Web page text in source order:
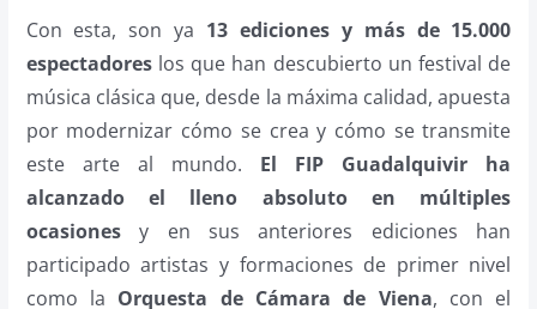
Con esta, son ya 13 ediciones y más de 15.000
espectadoreslos que han descubierto un festival de
música clásica que, desde la máxima calidad, apuesta
por modernizar cómo se crea y cómo se transmite
este arte al mundo. El FIP Guadalquivir ha
alcanzado el lleno absoluto en múltiples
ocasionesy en sus anteriores ediciones han
participado artistas y formaciones de primer nivel
como la Orquesta de Cámara de Viena, con el